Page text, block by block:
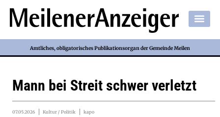
Amtliches, obligatorisches Publikationsorgan der Gemeinde Meilen
Mann bei Streit schwer verletzt
07.05.2026 Kultur / Politik kapo